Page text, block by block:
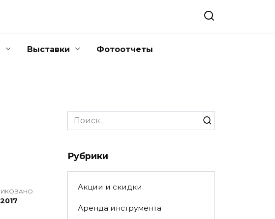
Выставки Фотоотчеты
Search
for:
Рубрики
Акции и скидки
Аренда инструмента